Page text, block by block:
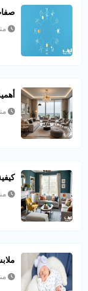
صفات
منذ 5
منذ 5
منذ 6
منذ 6